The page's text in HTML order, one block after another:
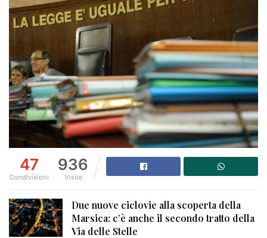
47
Condivisioni
936
Visite
Due nuove ciclovie alla scoperta della
Marsica: c’è anche il secondo tratto della
Via delle Stelle